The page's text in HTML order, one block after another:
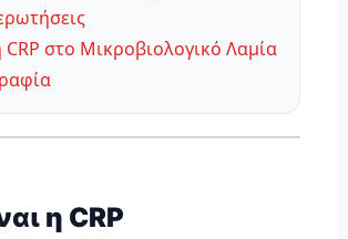
CRP στο Μικροβιολογικό Λαμία
η CRP